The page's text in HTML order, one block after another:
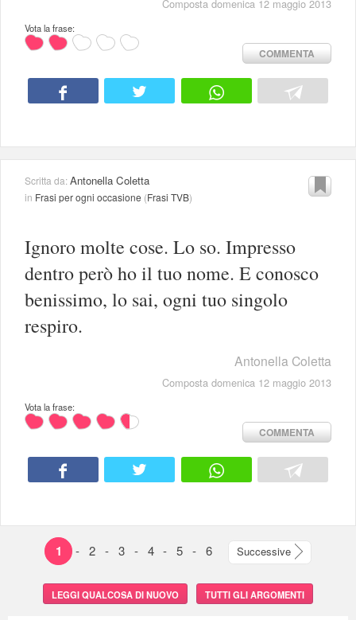
Composta domenica 12 maggio 2013
Vota la frase:
COMMENTA
Scritta da:Antonella Coletta
in Frasi per ogni occasione (Frasi TVB)
Ignoro molte cose. Lo so. Impresso
dentro però ho il tuo nome. E conosco
benissimo, lo sai, ogni tuo singolo
respiro.
Antonella Coletta
Composta domenica 12 maggio 2013
Vota la frase:
COMMENTA
1 - 2 - 3 - 4 - 5 - 6 Successive
LEGGI QUALCOSA DI NUOVO TUTTI GLI ARGOMENTI